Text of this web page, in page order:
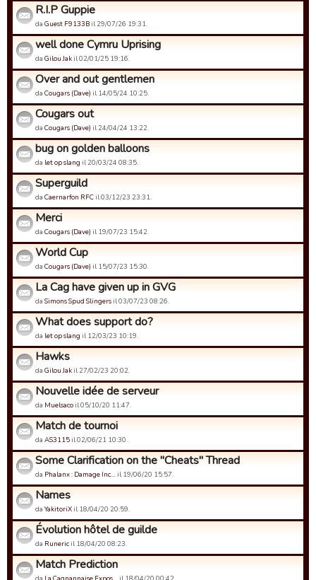
R.I.P Guppie
da Guest F9133Bil 29/07/26 19:31.
well done Cymru Uprising
da Gilou Jakil 02/01/25 19:16.
Over and out gentlemen
da Cougars (Dave) il 14/05/24 10:25.
Cougars out
da Cougars (Dave) il 24/04/24 13:22.
bug on golden balloons
da let op slang il 20/03/24 08:35.
Superguild
da Caernarfon RFCil 03/12/23 23:31.
Merci
da Cougars (Dave) il 19/07/23 15:42.
World Cup
da Cougars (Dave) il 15/07/23 15:30.
La Cag have given up in GVG
da Simons Spud Slingersil 03/07/23 08:26.
What does support do?
da let op slang il 12/03/23 10:19.
Hawks
da Gilou Jakil 27/02/23 20:02.
Nouvelle idée de serveur
da Muelsacoil 05/10/20 11:47.
Match de tournoi
da AS3115il 02/06/21 10:30.
Some Clarification on the "Cheats" Thread
da Phalanx : Damage Inc… il 19/06/20 15:57.
Names
da YakitoriXil 18/04/20 20:59.
Évolution hôtel de guilde
da Runericil 18/04/20 08:23.
Match Prediction